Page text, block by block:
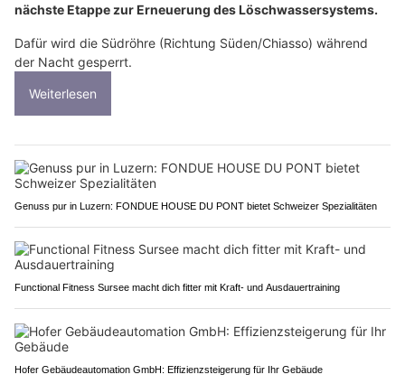
nächste Etappe zur Erneuerung des Löschwassersystems.
Dafür wird die Südröhre (Richtung Süden/Chiasso) während
der Nacht gesperrt.
Weiterlesen
Genuss pur in Luzern: FONDUE HOUSE DU PONT bietet Schweizer Spezialitäten
Functional Fitness Sursee macht dich fitter mit Kraft- und Ausdauertraining
Hofer Gebäudeautomation GmbH: Effizienzsteigerung für Ihr Gebäude